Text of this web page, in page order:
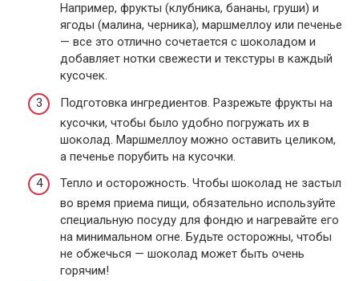
Например, фрукты (клубника, бананы, груши) и
ягоды (малина, черника), маршмеллоу или печенье
— все это отлично сочетается с шоколадом и
добавляет нотки свежести и текстуры в каждый
кусочек.
Подготовка ингредиентов. Разрежьте фрукты на
кусочки, чтобы было удобно погружать их в
шоколад. Маршмеллоу можно оставить целиком,
а печенье порубить на кусочки.
Тепло и осторожность. Чтобы шоколад не застыл
во время приема пищи, обязательно используйте
специальную посуду для фондю и нагревайте его
на минимальном огне. Будьте осторожны, чтобы
не обжечься — шоколад может быть очень
горячим!